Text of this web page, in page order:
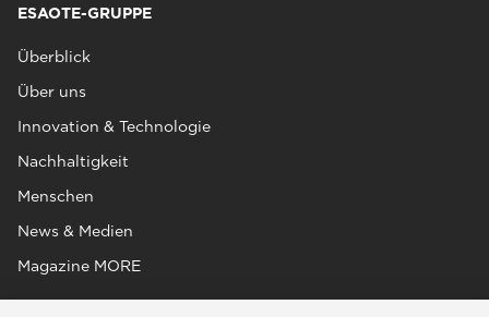
ESAOTE-GRUPPE
Überblick
Über uns
Innovation & Technologie
Nachhaltigkeit
Menschen
News & Medien
Magazine MORE